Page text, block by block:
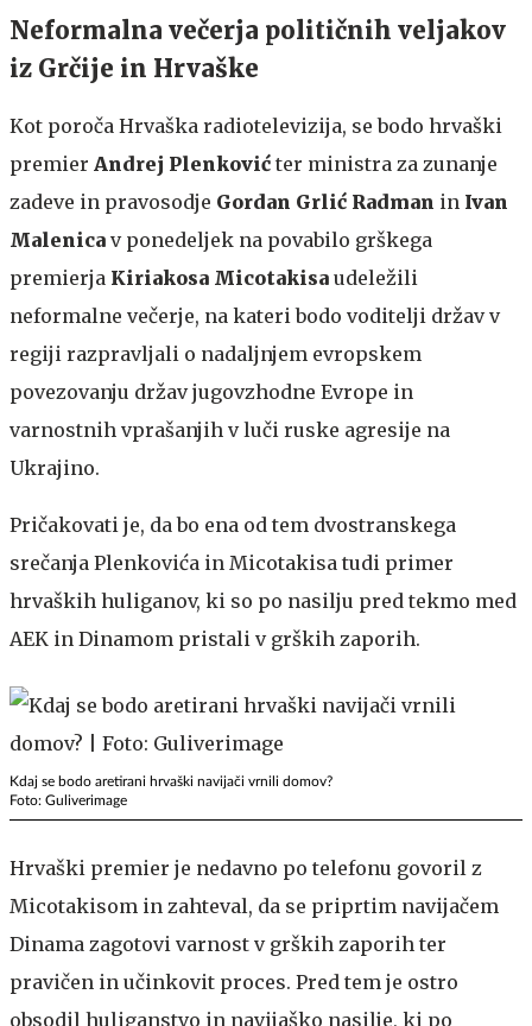
Neformalna večerja političnih veljakov
iz Grčije in Hrvaške
Kot poroča Hrvaška radiotelevizija, se bodo hrvaški
premier Andrej Plenković ter ministra za zunanje
zadeve in pravosodje Gordan Grlić Radman in Ivan
Malenica v ponedeljek na povabilo grškega
premierja Kiriakosa Micotakisa udeležili
neformalne večerje, na kateri bodo voditelji držav v
regiji razpravljali o nadaljnjem evropskem
povezovanju držav jugovzhodne Evrope in
varnostnih vprašanjih v luči ruske agresije na
Ukrajino.
Pričakovati je, da bo ena od tem dvostranskega
srečanja Plenkovića in Micotakisa tudi primer
hrvaških huliganov, ki so po nasilju pred tekmo med
AEK in Dinamom pristali v grških zaporih.
Kdaj se bodo aretirani hrvaški navijači vrnili domov?
Foto: Guliverimage
Hrvaški premier je nedavno po telefonu govoril z
Micotakisom in zahteval, da se priprtim navijačem
Dinama zagotovi varnost v grških zaporih ter
pravičen in učinkovit proces. Pred tem je ostro
obsodil huliganstvo in navijaško nasilje, ki po